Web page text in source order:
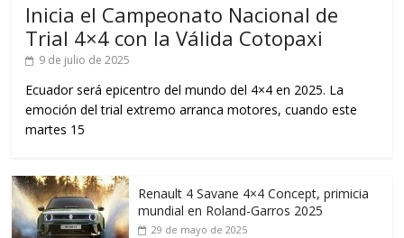
Inicia el Campeonato Nacional de
Trial 4×4 con la Válida Cotopaxi
9 de julio de 2025
Ecuador será epicentro del mundo del 4×4 en 2025. La
emoción del trial extremo arranca motores, cuando este
martes 15
Renault 4 Savane 4×4 Concept, primicia
mundial en Roland-Garros 2025
29 de mayo de 2025